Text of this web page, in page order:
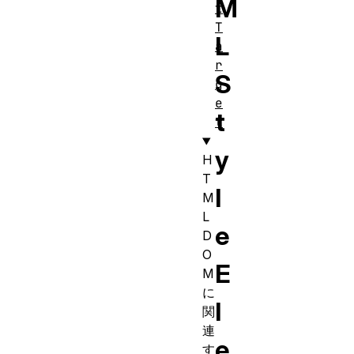
M
L
S
t
y
l
e
E
l
t
T
a
r
g
e
t
H
T
M
L
D
O
M
に
関
連
す